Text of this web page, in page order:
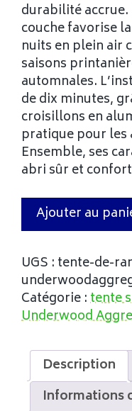
durabilité
couche favorise
nuits en plein air
saisons
automnales.
de dix minutes,
croisillons en
pratique pour les
Ensemble, ses
abri sûr et
Ajouter au
UGS : tente-de-
Catégorie :tente
Underwood
Description
Informations